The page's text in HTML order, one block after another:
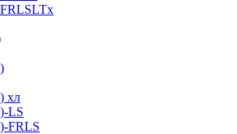
хл
LS
FRLS